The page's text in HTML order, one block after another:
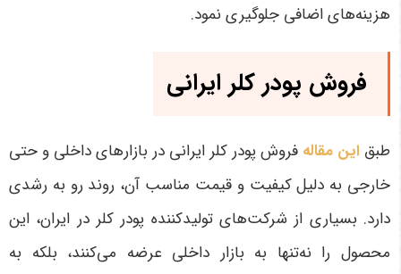
هزینه‌های اضافی جلوگیری نمود.
فروش پودر کلر ایرانی
طبق این مقاله فروش پودر کلر ایرانی در بازارهای داخلی و حتی
خارجی به دلیل کیفیت و قیمت مناسب آن، روند رو به رشدی
دارد. بسیاری از شرکت‌های تولیدکننده پودر کلر در ایران، این
محصول را نه‌تنها به بازار داخلی عرضه می‌کنند، بلکه به